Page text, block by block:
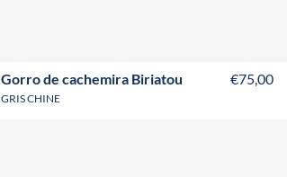
Gorro de cachemira Biriatou
GRIS CHINE
€75,00